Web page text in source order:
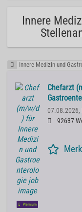
Innere
Innere Medizin und
Premium
Chefarzt
07.08.2026,
92637